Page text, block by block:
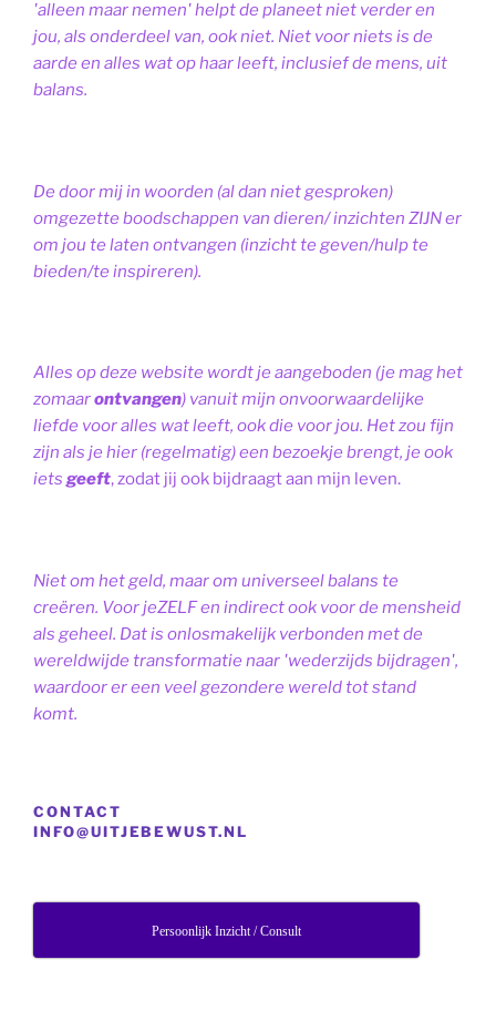
'alleen maar nemen' helpt de planeet niet verder en
jou, als onderdeel van, ook niet. Niet voor niets is de
aarde en alles wat op haar leeft, inclusief de mens, uit
balans.
De door mij in woorden (al dan niet gesproken)
omgezette boodschappen van dieren/ inzichten ZIJN er
om jou te laten ontvangen (inzicht te geven/hulp te
bieden/te inspireren).
Alles op deze website wordt je aangeboden (je mag het
zomaarontvangen) vanuit mijn onvoorwaardelijke
liefde voor alles wat leeft, ook die voor jou. Het zou fijn
zijn als je hier (regelmatig) een bezoekje brengt, je ook
iets geeft, zodat jij ook bijdraagt aan mijn leven.
Niet om het geld, maar om universeel balans te
creëren. Voor jeZELF en indirect ook voor de mensheid
als geheel. Dat is onlosmakelijk verbonden met de
wereldwijde transformatie naar 'wederzijds bijdragen',
waardoor er een veel gezondere wereld tot stand
komt.
CONTACT
INFO@UITJEBEWUST.NL
Persoonlijk Inzicht / Consult